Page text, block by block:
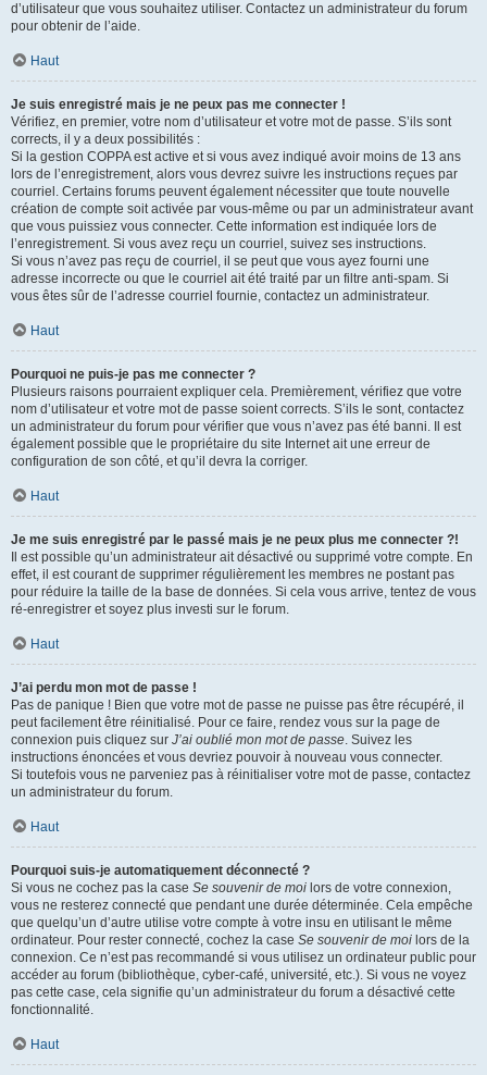
d’utilisateur que vous souhaitez utiliser. Contactez un administrateur du forum
pour obtenir de l’aide.
Haut
Je suis enregistré mais je ne peux pas me connecter !
Vérifiez, en premier, votre nom d’utilisateur et votre mot de passe. S’ils sont
corrects, il y a deux possibilités :
Si la gestion COPPA est active et si vous avez indiqué avoir moins de 13 ans
lors de l’enregistrement, alors vous devrez suivre les instructions reçues par
courriel. Certains forums peuvent également nécessiter que toute nouvelle
création de compte soit activée par vous-même ou par un administrateur avant
que vous puissiez vous connecter. Cette information est indiquée lors de
l’enregistrement. Si vous avez reçu un courriel, suivez ses instructions.
Si vous n’avez pas reçu de courriel, il se peut que vous ayez fourni une
adresse incorrecte ou que le courriel ait été traité par un filtre anti-spam. Si
vous êtes sûr de l’adresse courriel fournie, contactez un administrateur.
Haut
Pourquoi ne puis-je pas me connecter ?
Plusieurs raisons pourraient expliquer cela. Premièrement, vérifiez que votre
nom d’utilisateur et votre mot de passe soient corrects. S’ils le sont, contactez
un administrateur du forum pour vérifier que vous n’avez pas été banni. Il est
également possible que le propriétaire du site Internet ait une erreur de
configuration de son côté, et qu’il devra la corriger.
Haut
Je me suis enregistré par le passé mais je ne peux plus me connecter ?!
Il est possible qu’un administrateur ait désactivé ou supprimé votre compte. En
effet, il est courant de supprimer régulièrement les membres ne postant pas
pour réduire la taille de la base de données. Si cela vous arrive, tentez de vous
ré-enregistrer et soyez plus investi sur le forum.
Haut
J’ai perdu mon mot de passe !
Pas de panique ! Bien que votre mot de passe ne puisse pas être récupéré, il
peut facilement être réinitialisé. Pour ce faire, rendez vous sur la page de
connexion puis cliquez sur J’ai oublié mon mot de passe. Suivez les
instructions énoncées et vous devriez pouvoir à nouveau vous connecter.
Si toutefois vous ne parveniez pas à réinitialiser votre mot de passe, contactez
un administrateur du forum.
Haut
Pourquoi suis-je automatiquement déconnecté ?
Si vous ne cochez pas la case Se souvenir de moi lors de votre connexion,
vous ne resterez connecté que pendant une durée déterminée. Cela empêche
que quelqu’un d’autre utilise votre compte à votre insu en utilisant le même
ordinateur. Pour rester connecté, cochez la case Se souvenir de moi lors de la
connexion. Ce n’est pas recommandé si vous utilisez un ordinateur public pour
accéder au forum (bibliothèque, cyber-café, université, etc.). Si vous ne voyez
pas cette case, cela signifie qu’un administrateur du forum a désactivé cette
fonctionnalité.
Haut